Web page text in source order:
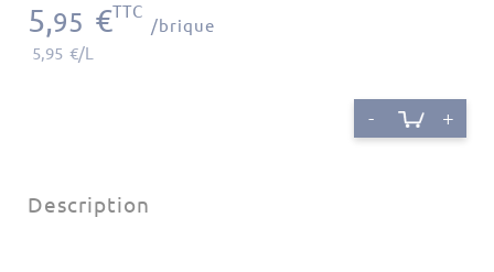
5,95 €TTC
/brique
5,95 €/L
- +
Description